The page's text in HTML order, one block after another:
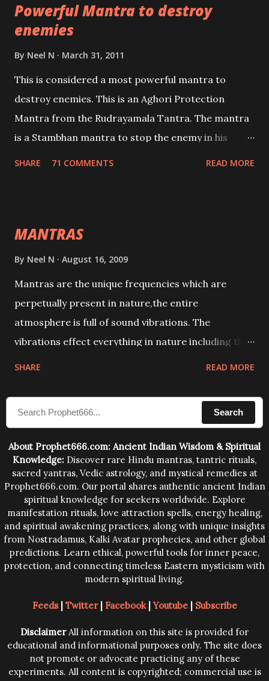
lead a contented life.
Powerful Mantra to destroy
enemies
By Neel N March 31, 2011
This is considered a most powerful mantra to
destroy enemies. This is an Aghori Protection
Mantra from the Rudrayamala Tantra. The mantra
is a Stambhan mantra to stop the enemy in his
SHARE 71 COMMENTS READ MORE
MANTRAS
By Neel N August 16, 2009
Mantras are the unique frequencies which are
perpetually present in nature,the entire
atmosphere is full of sound vibrations. The
vibrations effect everything in nature including the
compose the mantras can change the destiny of
human beings.The benefits can only be judged after
SHARE READ MORE
Search
About Prophet666.com: Ancient Indian Wisdom & Spiritual
Knowledge: Discover rare Hindu mantras, tantric rituals,
sacred yantras, Vedic astrology, and mystical remedies at
Prophet666.com. Our portal shares authentic ancient Indian
spiritual knowledge for seekers worldwide. Explore
manifestation rituals, love attraction spells, energy healing,
and spiritual awakening practices, along with unique insights
from Nostradamus, Kalki Avatar prophecies, and other global
predictions. Learn ethical, powerful tools for inner peace,
protection, and connecting timeless Eastern mysticism with
modern spiritual living.
Feeds| Twitter| Facebook|Youtube| Subscribe
DisclaimerAll information on this site is provided for
educational and informational purposes only. The site does
not promote or advocate practicing any of these
experiments. All content is copyrighted; commercial use is